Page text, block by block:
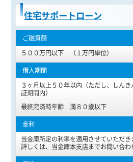
住宅サポートローン
５００万円以下 （１万円単位）
３ヶ月以上５０年以内（ただし、しん
証期間内）
最終完済時年齢 満８０歳以下
当金庫所定の利率を適用させていただき
詳しくは、当金庫本支店までお問い合わ